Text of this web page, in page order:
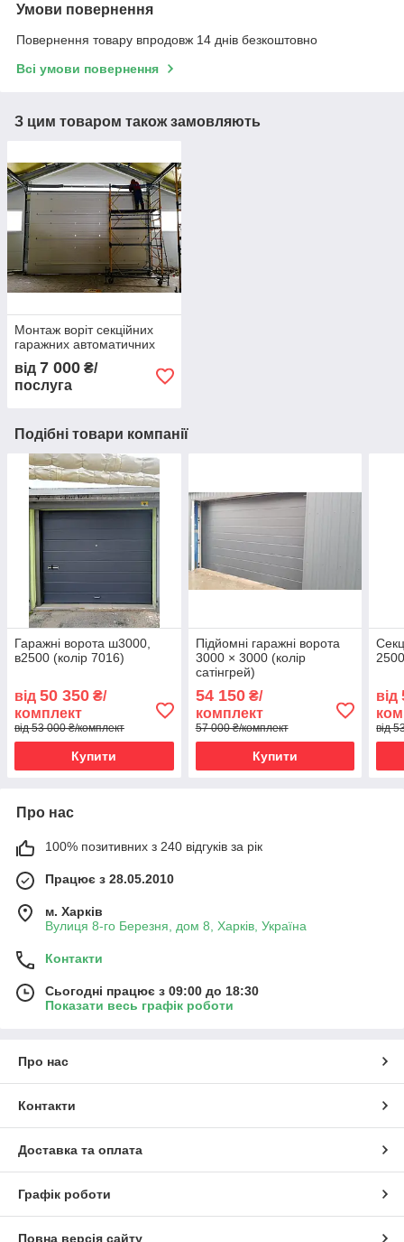
Умови повернення
Повернення товару впродовж 14 днів безкоштовно
Всі умови повернення
З цим товаром також замовляють
Монтаж воріт секційних
гаражних автоматичних
від 7 000 ₴/
послуга
Подібні товари компанії
Гаражні ворота ш3000,
в2500 (колір 7016)
від 50 350 ₴/
комплект
від 53 000 ₴/комплект
Купити
Підйомні гаражні ворота
3000 × 3000 (колір
сатінгрей)
54 150₴/
комплект
57 000 ₴/комплект
Купити
від
від
Про нас
100% позитивних з 240 відгуків за рік
Працює з 28.05.2010
м. Харків
Вулиця 8-го Березня, дом 8, Харків, Україна
Контакти
Сьогодні працює з 09:00 до 18:30
Показати весь графік роботи
Про нас
Контакти
Доставка та оплата
Графік роботи
Повна версія сайту